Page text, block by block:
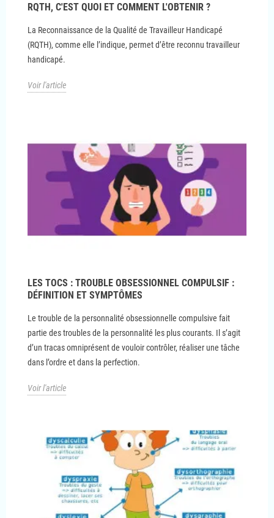
RQTH, C'EST QUOI ET COMMENT L'OBTENIR ?
La Reconnaissance de la Qualité de Travailleur Handicapé
(RQTH), comme elle l’indique, permet d’être reconnu travailleur
handicapé.
Voir l'article
LES TOCS : TROUBLE OBSESSIONNEL COMPULSIF :
DÉFINITION ET SYMPTÔMES
Le trouble de la personnalité obsessionnelle compulsive fait
partie des troubles de la personnalité les plus courants. Il s’agit
d’un tracas omniprésent de vouloir contrôler, réaliser une tâche
dans l’ordre et dans la perfection.
Voir l'article